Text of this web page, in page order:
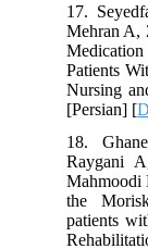
17.
Mehran
Patients
Nursing
[Persian]
18.
the
patients